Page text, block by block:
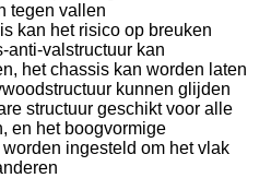
tegen vallen
kan het risico op breuken
anti-valstructuur kan
het chassis kan worden laten
kunnen glijden
structuur geschikt voor alle
en het boogvormige
ingesteld om het vlak